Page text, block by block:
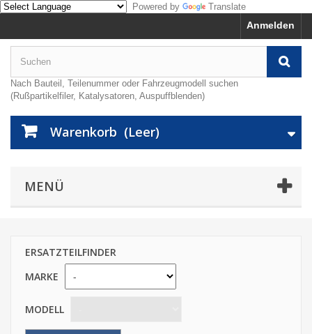
Powered by Translate
Anmelden
Nach Bauteil, Teilenummer oder Fahrzeugmodell suchen
(Rußpartikelfiler, Katalysatoren, Auspuffblenden)
Warenkorb (Leer)
MENÜ
ERSATZTEILFINDER
MARKE
MODELL